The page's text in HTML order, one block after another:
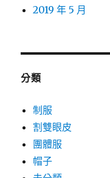
2019 年 5 月
分類
制服
割雙眼皮
團體服
帽子